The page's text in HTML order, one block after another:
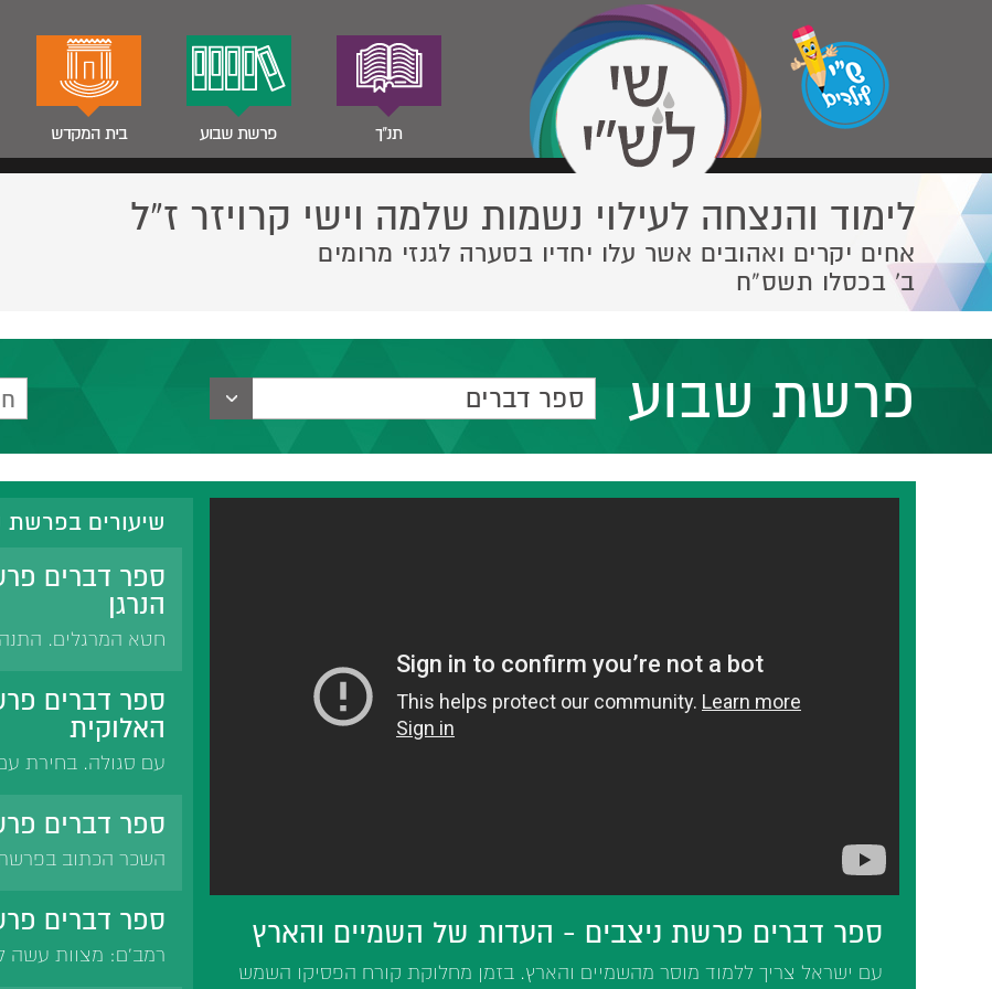
תנ"ך פרשת שבוע בית המקדש
לימוד והנצחה לעילוי נשמות שלמה וישי קרויזר ז”ל
אחים יקרים ואהובים אשר עלו יחדיו בסערה לגנזי מרומים
ב' בכסלו תשס”ח
פרשת שבוע ספר דברים
ספר דברים פרשת ניצבים - העדות של השמיים והארץ
עם ישראל צריך ללמוד מוסר מהשמיים והארץ. בזמן מחלוקת קורח הפסיקו השמש
שיעורים
ספר דברים
הנרגן
חטא המרגלים.
ספר דברים
האלוקית
עם סגולה. בחירת
בחירת אברהם.
אם נדע את גדולתנו
ספר דברים
השכר הכתוב
ראשונה לפרשה
רבי חנינא בן דוסא
ספר דברים
רמב'ם: מצוות עשה